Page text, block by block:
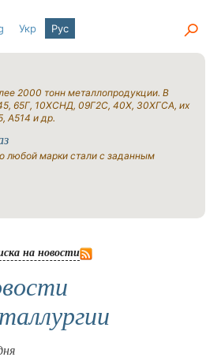
Укр Рус
2000 тонн металлопродукции. В
65Г, 10ХСНД, 09Г2С, 40Х, 30ХГСА, их
A514 и др.
любой марки стали с заданным
на новости